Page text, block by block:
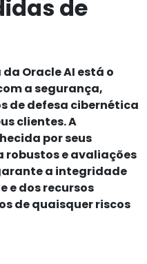
de
Oracle AI está o
a segurança,
de defesa cibernética
clientes. A
por seus
e avaliações
a integridade
e dos recursos
de quaisquer riscos